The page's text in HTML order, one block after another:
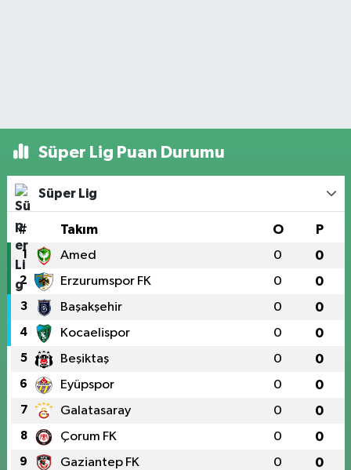
Süper Lig Puan Durumu
Süper Lig
# Takım O P
1 Amed 0 0
2 Erzurumspor FK 0 0
3 Başakşehir 0 0
4 Kocaelispor 0 0
5 Beşiktaş 0 0
6 Eyüpspor 0 0
7 Galatasaray 0 0
8 Çorum FK 0 0
9 Gaziantep FK 0 0